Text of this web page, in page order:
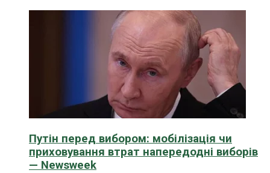
Путін перед вибором: мобілізація чи
приховування втрат напередодні виборів
— Newsweek